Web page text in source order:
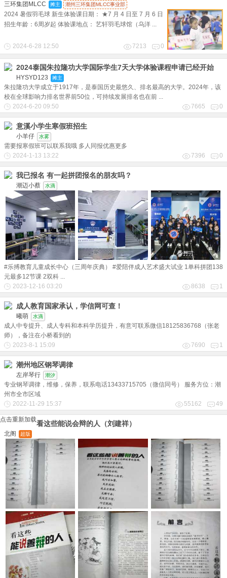
三环集团MLCC 摊主 潮州三环集团MLCC事业部
2024 暑假羽毛球 新生体验课日期： ★7 月 4 日至 7 月 6 日
招生年龄：6周岁起 体验课地点： 艺轩羽毛球馆（乌洋 ...
2024-6-28 12:50 7213 0
2024泰国朱拉隆功大学国际学生7天大学体验课程申请已经开始
2024年7月14-20 日 全...
HYSYD123 摊主
朱拉隆功大学成立于1917年，是泰国历史最悠久、排名最高的大学。2024年，该
校在全球影响力排名世界前50位，可持续发展排名也在前 ...
2024-6-20 09:50
7665 0
意溪小学生寒假班招生
小羊仔 水雾
需要报寒假班可以联系我哦 多人同报优惠更多
2024-1-13 13:22
7396 0
我已报名 有一起拼团报名的朋友吗？
潮迈小蔡 水滴
#乐搏教育儿童成长中心（三周年庆典） #爱陪伴成人艺术盛大试业 1单科拼团138
元最多12节课 2双科 ...
2023-12-16 03:20
8638 1
成人教育国家承认，学信网可查！
曦萌 水滴
成人中专提升、成人专科和本科学历提升，有意可联系微信18125836768（张老
师），备注在小桥看到的
2023-8-1 15:09
7690 1
潮州地区钢琴调律
左岸琴行 潮汐
专业钢琴调律，维修，保养，联系电话13433715705（微信同号） 服务方位：潮
州市全市区域
2022-11-29 15:37
55162 49
点击重新加载看这些能说会辩的人（刘建祥）
北阁 超版